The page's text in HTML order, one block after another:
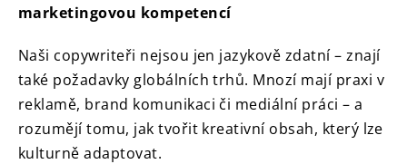
marketingovou kompetencí
Naši copywriteři nejsou jen jazykově zdatní – znají
také požadavky globálních trhů. Mnozí mají praxi v
reklamě, brand komunikaci či mediální práci – a
rozumějí tomu, jak tvořit kreativní obsah, který lze
kulturně adaptovat.